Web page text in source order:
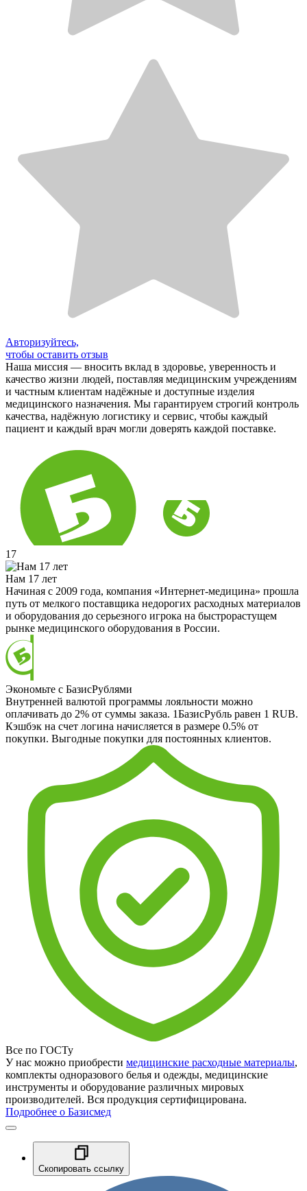
Авторизуйтесь,
чтобы оставить отзыв
Наша миссия — вносить вклад в здоровье, уверенность и
качество жизни людей, поставляя медицинским учреждениям
и частным клиентам надёжные и доступные изделия
медицинского назначения. Мы гарантируем строгий контроль
качества, надёжную логистику и сервис, чтобы каждый
пациент и каждый врач могли доверять каждой поставке.
17
Нам 17 лет
Начиная с 2009 года, компания «Интернет-медицина» прошла
путь от мелкого поставщика недорогих расходных материалов
и оборудования до серьезного игрока на быстрорастущем
рынке медицинского оборудования в России.
Экономьте с БазисРублями
Внутренней валютой программы лояльности можно
оплачивать до 2% от суммы заказа. 1БазисРубль равен 1 RUB.
Кэшбэк на счет логина начисляется в размере 0.5% от
покупки. Выгодные покупки для постоянных клиентов.
Все по ГОСТу
У нас можно приобрести медицинские расходные материалы,
комплекты одноразового белья и одежды, медицинские
инструменты и оборудование различных мировых
производителей. Вся продукция сертифицирована.
Подробнее о Базисмед
Скопировать ссылку